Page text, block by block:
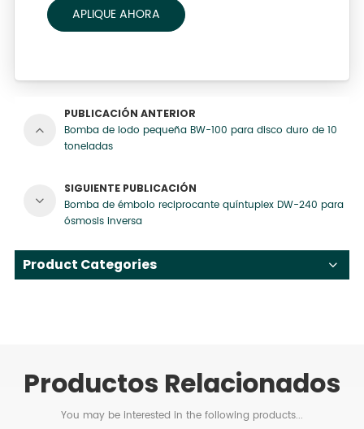
APLIQUE AHORA
PUBLICACIÓN ANTERIOR
Bomba de lodo pequeña BW-100 para disco duro de 10
toneladas
SIGUIENTE PUBLICACIÓN
Bomba de émbolo reciprocante quíntuplex DW-240 para
ósmosis inversa
Product Categories
Productos Relacionados
You may be interested in the following products...